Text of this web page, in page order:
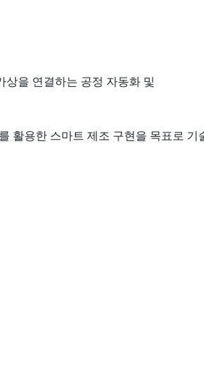
을 연결하는 공정 자동화 및
활용한 스마트 제조 구현을 목표로 기